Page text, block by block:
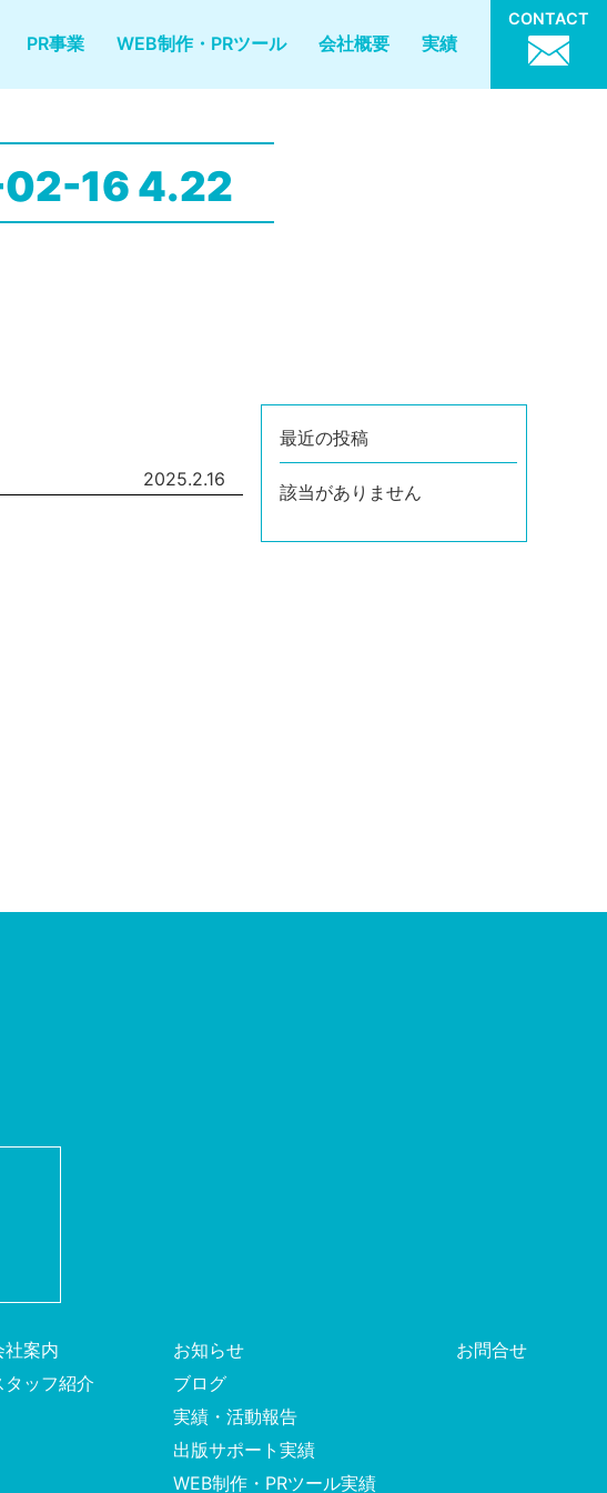
PR事業 WEB制作・PRツール 会社概要 実績
CONTACT
02-16 4.22
2025.2.16
最近の投稿
該当がありません
社案内
タッフ紹介
お知らせ
ブログ
実績・活動報告
出版サポート実績
WEB制作・PRツール実績
お問合せ